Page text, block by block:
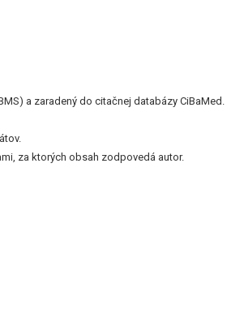
a zaradený do citačnej databázy CiBaMed.
za ktorých obsah zodpovedá autor.